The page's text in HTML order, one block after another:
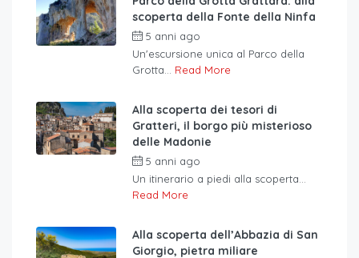
scoperta della Fonte della Ninfa
5 anni ago
Un'escursione unica al Parco della
Grotta... Read More
Alla scoperta dei tesori di
Gratteri, il borgo più misterioso
delle Madonie
5 anni ago
Un itinerario a piedi alla scoperta...
Read More
Alla scoperta dell’Abbazia di San
Giorgio, pietra miliare